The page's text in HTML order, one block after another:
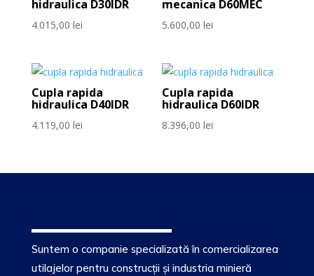
hidraulica D30IDR
4.015,00 lei
mecanica D60MEC
5.600,00lei
Cupla rapida
hidraulica D40IDR
4.119,00 lei
Cupla rapida
hidraulica D60IDR
8.396,00lei
Suntem o companie specializată în comercializarea
utilajelor pentru construcții și industria minieră